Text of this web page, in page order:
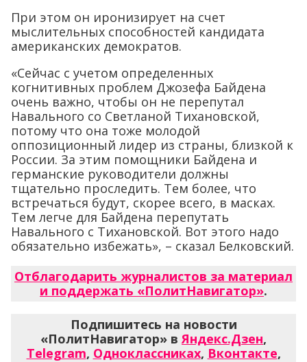
При этом он иронизирует на счет
мыслительных способностей кандидата
американских демократов.
«Сейчас с учетом определенных
когнитивных проблем Джозефа Байдена
очень важно, чтобы он не перепутал
Навального со Светланой Тихановской,
потому что она тоже молодой
оппозиционный лидер из страны, близкой к
России. За этим помощники Байдена и
германские руководители должны
тщательно проследить. Тем более, что
встречаться будут, скорее всего, в масках.
Тем легче для Байдена перепутать
Навального с Тихановской. Вот этого надо
обязательно избежать», – сказал Белковский.
Отблагодарить журналистов за материал
и поддержать «ПолитНавигатор».
Подпишитесь на новости
«ПолитНавигатор» вЯндекс.Дзен,
Telegram, Одноклассниках, Вконтакте,